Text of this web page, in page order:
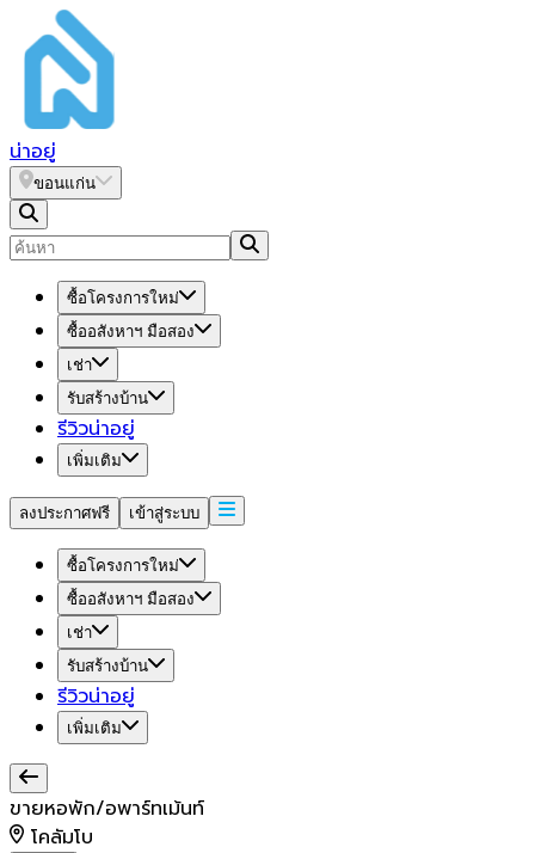
น่าอยู่
ขอนแก่น
ซื้อโครงการใหม่
ซื้ออสังหาฯ มือสอง
เช่า
รับสร้างบ้าน
รีวิวน่าอยู่
เพิ่มเติม
ลงประกาศฟรี เข้าสู่ระบบ
ซื้อโครงการใหม่
ซื้ออสังหาฯ มือสอง
เช่า
รับสร้างบ้าน
รีวิวน่าอยู่
เพิ่มเติม
ขายหอพัก/อพาร์ทเม้นท์
โคลัมโบ